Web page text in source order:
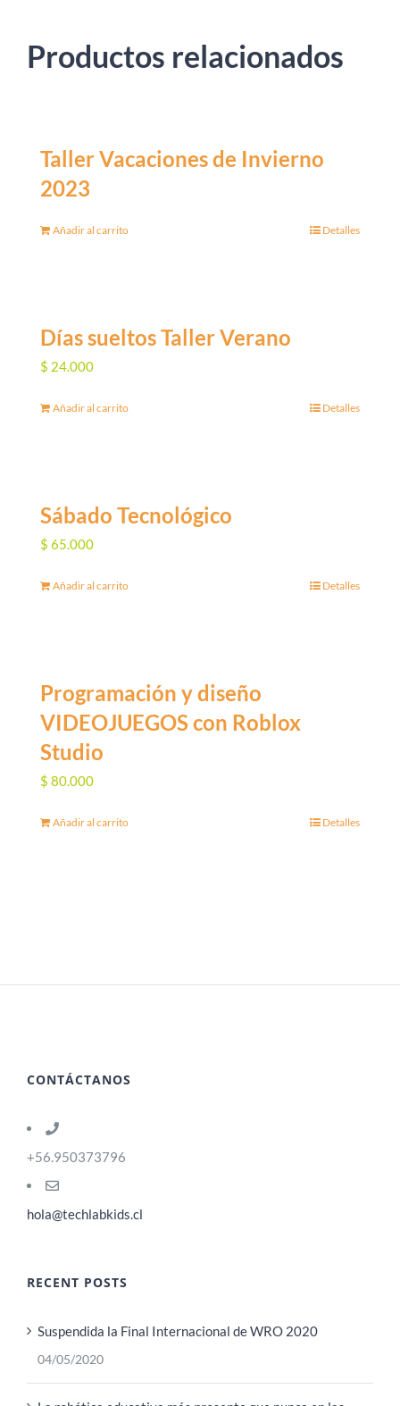
Productos relacionados
Taller Vacaciones de Invierno
2023
Añadir al carrito Detalles
Días sueltos Taller Verano
$ 24.000
Añadir al carrito Detalles
Sábado Tecnológico
$ 65.000
Añadir al carrito Detalles
Programación y diseño
VIDEOJUEGOS con Roblox
Studio
$ 80.000
Añadir al carrito Detalles
CONTÁCTANOS
+56.950373796
hola@techlabkids.cl
RECENT POSTS
Suspendida la Final Internacional de WRO 2020
04/05/2020